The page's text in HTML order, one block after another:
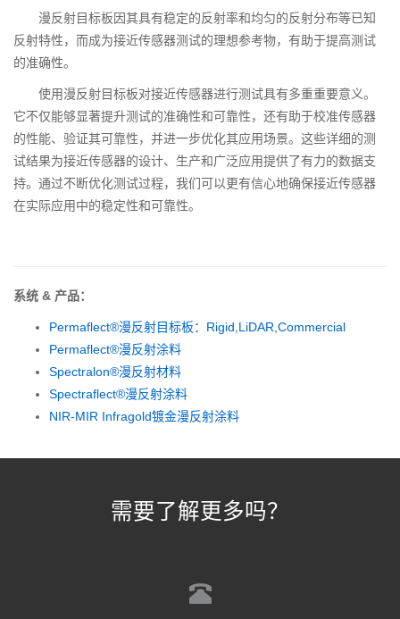
漫反射目标板因其具有稳定的反射率和均匀的反射分布等已知
反射特性，而成为接近传感器测试的理想参考物，有助于提高测试
的准确性。
使用漫反射目标板对接近传感器进行测试具有多重重要意义。
它不仅能够显著提升测试的准确性和可靠性，还有助于校准传感器
的性能、验证其可靠性，并进一步优化其应用场景。这些详细的测
试结果为接近传感器的设计、生产和广泛应用提供了有力的数据支
持。通过不断优化测试过程，我们可以更有信心地确保接近传感器
在实际应用中的稳定性和可靠性。
系统 & 产品：
Permaflect®漫反射目标板：Rigid,LiDAR,Commercial
Permaflect®漫反射涂料
Spectralon®漫反射材料
Spectraflect®漫反射涂料
NIR-MIR Infragold镀金漫反射涂料
需要了解更多吗？